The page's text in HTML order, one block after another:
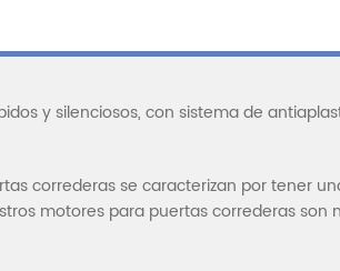
y silenciosos, con sistema de
correderas se caracterizan por tener
motores para puertas correderas son